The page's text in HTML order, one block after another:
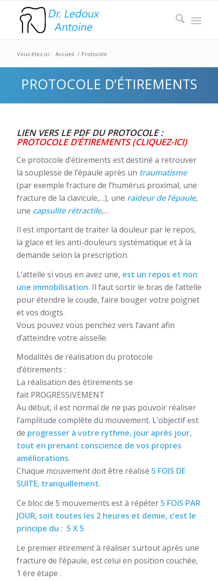
Vous êtes ici : Accueil / Protocole
PROTOCOLE D’ÉTIREMENTS
LIEN VERS LE PDF DU PROTOCOLE :
PROTOCOLE D’ÉTIREMENTS (CLIQUEZ-ICI)
Ce protocole d’étirements est destiné a retrouver
la souplesse de l’épaule après un traumatisme
(par exemple fracture de l’humérus proximal, une
fracture de la clavicule,…), une raideur de l’épaule,
une capsulite rétractile,…
Il est important de traiter la douleur par le repos,
la glace et les anti-douleurs systématique et à la
demande selon la prescription.
L’attelle si vous en avez une, est un repos et non
une immobilisation. Il faut sortir le bras de l’attelle
pour étendre le coude, faire bouger votre poignet
et vos doigts.
Vous pouvez vous penchez vers l’avant afin
d’atteindre votre aisselle.
Modalités de réalisation du protocole
d’étirements :
La réalisation des étirements se
fait PROGRESSIVEMENT
Au début, il est normal de ne pas pouvoir réaliser
l’amplitude complète du mouvement. L’objectif est
de progresser à votre rythme, jour après jour,
tout en prenant conscience de vos propres
améliorations.
Chaque mouvement doit être réalisé 5 FOIS DE
SUITE, tranquillement.
Ce bloc de 5 mouvements est à répéter5 FOIS PAR
JOUR, soit toutes les 2 heures et demie, c’est le
principe du : 5 X 5
Le premier étirement à réaliser surtout après une
fracture de l’épaule, est celui en position couchée,
1 ère étape :